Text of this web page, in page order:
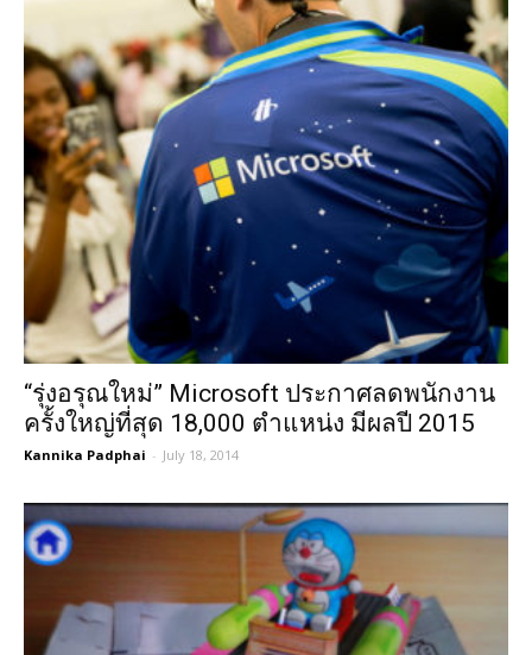
“รุ่งอรุณใหม่” Microsoft ประกาศลดพนักงาน
ครั้งใหญ่ที่สุด 18,000 ตำแหน่ง มีผลปี 2015
Kannika Padphai - July 18, 2014